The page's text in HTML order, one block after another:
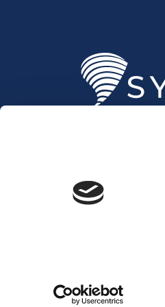
Suomen
Esterinportti 1, 3.
00240 Helsinki
050 529 6428